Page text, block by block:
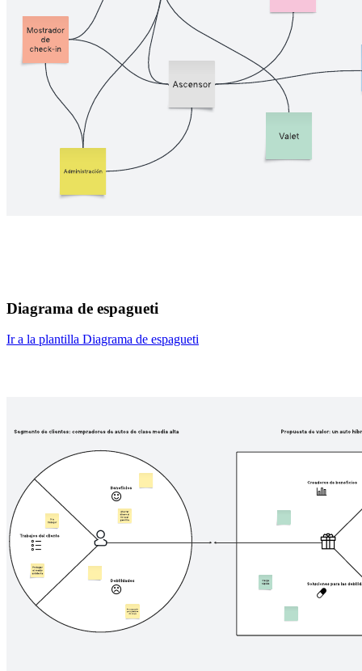
Diagrama de espagueti
Ir a la plantilla Diagrama de espagueti